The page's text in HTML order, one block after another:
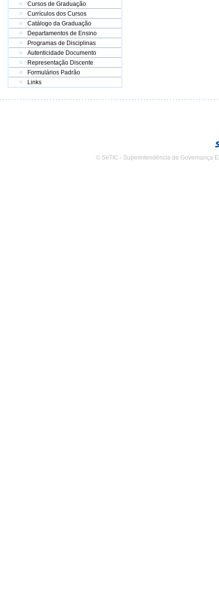
Cursos de Graduação
Currículos dos Cursos
Catálogo da Graduação
Departamentos de Ensino
Programas de Disciplinas
Autenticidade Documento
Representação Discente
Formulários Padrão
Links
© SeTIC - Superintendência de Governança